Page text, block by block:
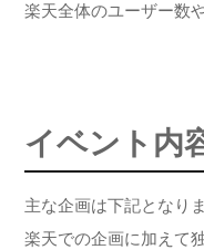
楽天全体のユーザー数
イベント内
主な企画は下記となりま
楽天での企画に加えて